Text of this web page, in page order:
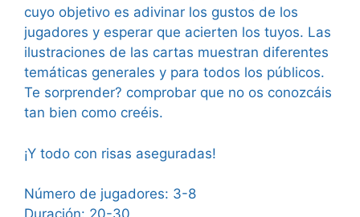
cuyo objetivo es adivinar los gustos de los
jugadores y esperar que acierten los tuyos. Las
ilustraciones de las cartas muestran diferentes
temáticas generales y para todos los públicos.
Te sorprender? comprobar que no os conozcáis
tan bien como creéis.
¡Y todo con risas aseguradas!
Número de jugadores: 3-8